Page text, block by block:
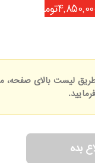
طریق لیست بالای
بده